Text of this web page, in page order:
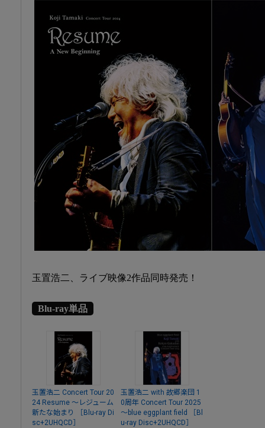
玉置浩二、ライブ映像2作品同時発売！
Blu-ray単品
玉置浩二 Concert Tour 20
24 Resume ～レジューム
新たな始まり ［Blu-ray Di
sc+2UHQCD］
玉置浩二 with 故郷楽団 1
0周年 Concert Tour 2025
～blue eggplant field ［Bl
u-ray Disc+2UHQCD］